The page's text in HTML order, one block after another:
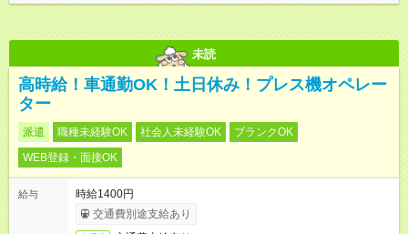
未読
高時給！車通勤OK！土日休み！プレス機オペレー
ター
派遣 職種未経験OK 社会人未経験OK
ブランクOK
WEB登録・面接OK
給与
時給1400円
交通費別途支給あり